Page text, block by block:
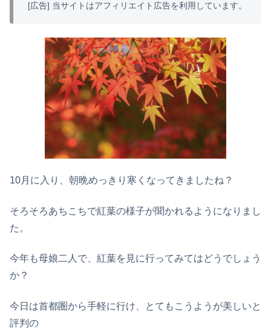
[広告] 当サイトはアフィリエイト広告を利用しています。
10月に入り、朝晩めっきり寒くなってきましたね？
そろそろあちこちで紅葉の様子が聞かれるようになりまし
た。
今年も母娘二人で、紅葉を見に行ってみてはどうでしょう
か？
今日は首都圏から手軽に行け、とてもこうようが美しいと
評判の